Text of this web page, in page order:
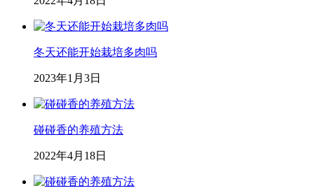
冬天还能开始栽培多肉吗
2023年1月3日
碰碰香的养殖方法
2022年4月18日